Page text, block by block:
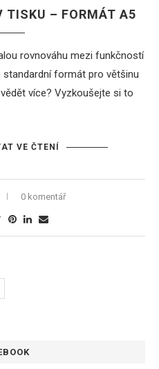
TISKU – FORMÁT A5
rovnováhu mezi funkčností
standardní formát pro většinu
více? Vyzkoušejte si to
VE ČTENÍ
0 komentář